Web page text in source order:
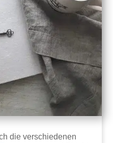
die verschiedenen